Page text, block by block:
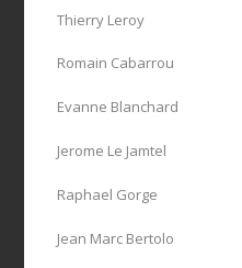
Thierry Leroy
Romain Cabarrou
Evanne Blanchard
Jerome Le Jamtel
Raphael Gorge
Jean Marc Bertolo